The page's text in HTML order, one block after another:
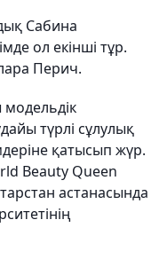
Сабина
ол екінші тұр.
Перич.
түрлі сұлулық
қатысып жүр.
Beauty Queen
астанасында